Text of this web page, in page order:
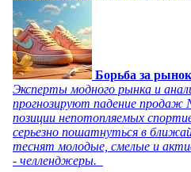
Борьба за
Эксперты модного рынка и
прогнозируют падение продаж
позиции непотопляемых
серьезно пошатнуться в
теснят молодые, смелые и
- челленджеры.